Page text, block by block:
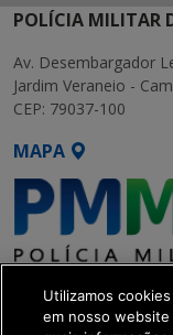
POLÍCIA MILITAR
Av. Desembargador
Jardim Veraneio -
CEP: 79037-100
MAPA
SETDIG | Secretaria-
de Transformação
Utilizamos
em nosso